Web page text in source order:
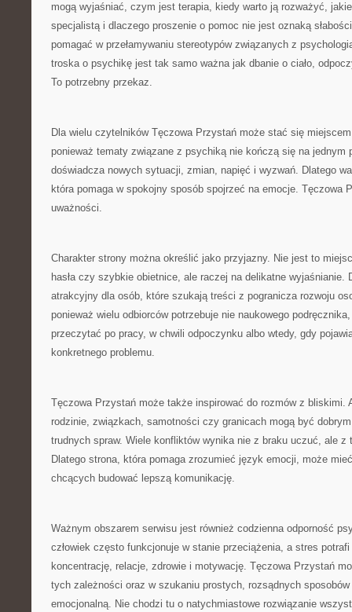
mogą wyjaśniać, czym jest terapia, kiedy warto ją rozważyć,
specjalistą i dlaczego proszenie o pomoc nie jest oznaką
pomagać w przełamywaniu stereotypów związanych z
troska o psychikę jest tak samo ważna jak dbanie o ciało,
To potrzebny przekaz.
Dla wielu czytelników Tęczowa Przystań może stać się
ponieważ tematy związane z psychiką nie kończą się na jednym
doświadcza nowych sytuacji, zmian, napięć i wyzwań. Dlatego
która pomaga w spokojny sposób spojrzeć na emocje. Tęczowa
uważności.
Charakter strony można określić jako przyjazny. Nie jest to
hasła czy szybkie obietnice, ale raczej na delikatne wyjaśnianie.
atrakcyjny dla osób, które szukają treści z pogranicza rozwoju
ponieważ wielu odbiorców potrzebuje nie naukowego
przeczytać po pracy, w chwili odpoczynku albo wtedy, gdy
konkretnego problemu.
Tęczowa Przystań może także inspirować do rozmów z bliskimi.
rodzinie, związkach, samotności czy granicach mogą być
trudnych spraw. Wiele konfliktów wynika nie z braku uczuć, ale z
Dlatego strona, która pomaga zrozumieć język emocji, może
chcących budować lepszą komunikację.
Ważnym obszarem serwisu jest również codzienna odporność
człowiek często funkcjonuje w stanie przeciążenia, a stres potrafi
koncentrację, relacje, zdrowie i motywację. Tęczowa Przystań
tych zależności oraz w szukaniu prostych, rozsądnych
emocjonalną. Nie chodzi tu o natychmiastowe rozwiązanie